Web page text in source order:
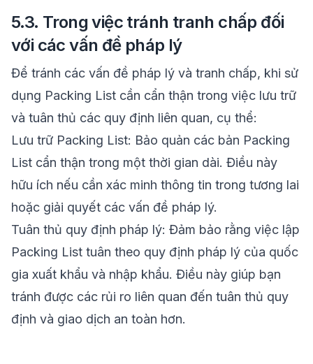
5.3. Trong việc tránh tranh chấp đối
với các vấn đề pháp lý
Để tránh các vấn đề pháp lý và tranh chấp, khi sử
dụng Packing List cần cẩn thận trong việc lưu trữ
và tuân thủ các quy định liên quan, cụ thể:
Lưu trữ Packing List: Bảo quản các bản Packing
List cẩn thận trong một thời gian dài. Điều này
hữu ích nếu cần xác minh thông tin trong tương lai
hoặc giải quyết các vấn đề pháp lý.
Tuân thủ quy định pháp lý: Đảm bảo rằng việc lập
Packing List tuân theo quy định pháp lý của quốc
gia xuất khẩu và nhập khẩu. Điều này giúp bạn
tránh được các rủi ro liên quan đến tuân thủ quy
định và giao dịch an toàn hơn.